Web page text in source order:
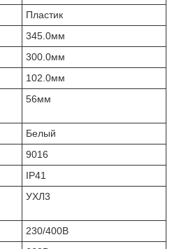
Пластик
345.0мм
300.0мм
102.0мм
56мм
Белый
9016
IP41
УХЛ3
230/400В